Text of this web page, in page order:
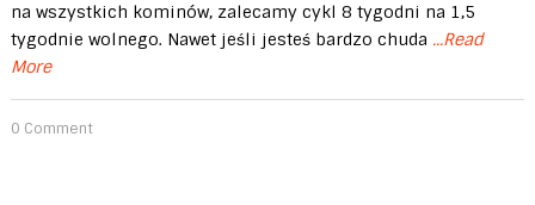
na wszystkich kominów, zalecamy cykl 8 tygodni na 1,5
tygodnie wolnego. Nawet jeśli jesteś bardzo chuda ...Read
More
0 Comment